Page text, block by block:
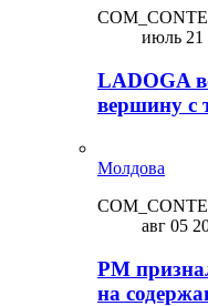
июль 21
LADOGA
вершину с
Молдова
авг 05
PM
на